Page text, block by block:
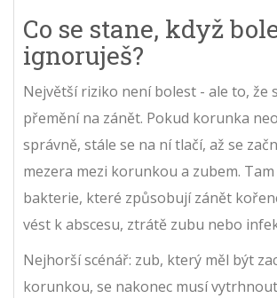
Co se stane, když
ignoruješ?
Největší riziko není bolest - ale to, že
přemění na zánět. Pokud korunka
správně, stále se na ní tlačí, až se
mezera mezi korunkou a zubem.
bakterie, které způsobují zánět
vést k abscesu, ztrátě zubu nebo
Nejhorší scénář: zub, který měl být
korunkou, se nakonec musí